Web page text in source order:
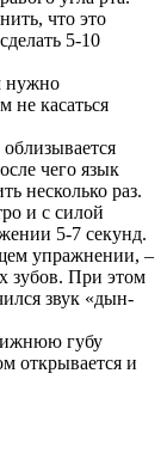
что это
5-10
нужно
не касаться
чего язык
несколько раз.
и с силой
5-7 секунд.
упражнении, –
зубов. При этом
звук «дын-
губу
открывается и